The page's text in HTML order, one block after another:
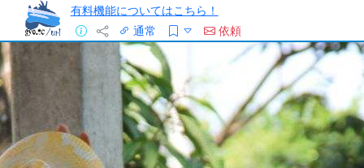
有料機能についてはこちら！
通常
依頼